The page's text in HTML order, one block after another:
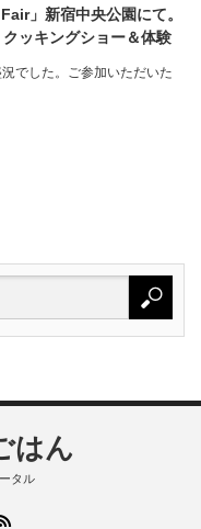
」新宿中央公園にて。
ッキングショー＆体験
でした。ご参加いただいた
はん
タル